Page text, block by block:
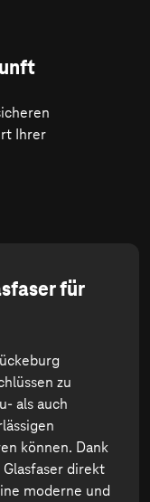
Ihrer
für
zu
als auch
können. Dank
direkt
moderne und